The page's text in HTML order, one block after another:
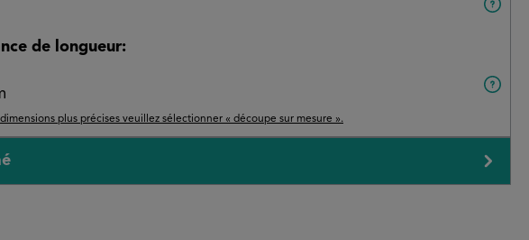
de longueur:
dimensions plus précises veuillez sélectionner « découpe sur mesure ».